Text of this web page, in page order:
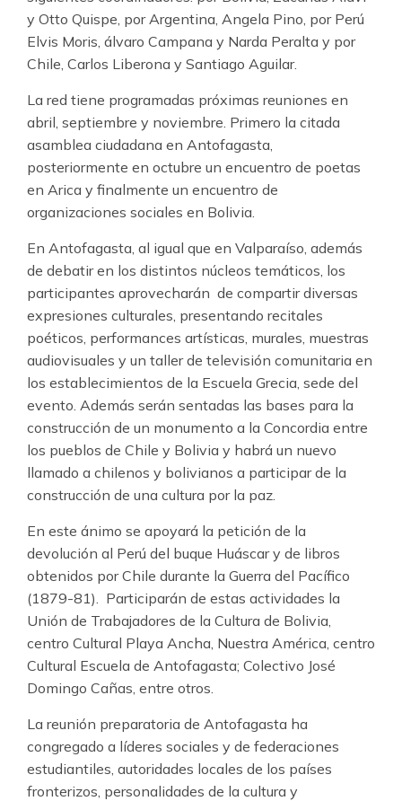
y Otto Quispe, por Argentina, Angela Pino, por Perú
Elvis Moris, álvaro Campana y Narda Peralta y por
Chile, Carlos Liberona y Santiago Aguilar.
La red tiene programadas próximas reuniones en
abril, septiembre y noviembre. Primero la citada
asamblea ciudadana en Antofagasta,
posteriormente en octubre un encuentro de poetas
en Arica y finalmente un encuentro de
organizaciones sociales en Bolivia.
En Antofagasta, al igual que en Valparaíso, además
de debatir en los distintos núcleos temáticos, los
participantes aprovecharán de compartir diversas
expresiones culturales, presentando recitales
poéticos, performances artísticas, murales, muestras
audiovisuales y un taller de televisión comunitaria en
los establecimientos de la Escuela Grecia, sede del
evento. Además serán sentadas las bases para la
construcción de un monumento a la Concordia entre
los pueblos de Chile y Bolivia y habrá un nuevo
llamado a chilenos y bolivianos a participar de la
construcción de una cultura por la paz.
En este ánimo se apoyará la petición de la
devolución al Perú del buque Huáscar y de libros
obtenidos por Chile durante la Guerra del Pacífico
(1879-81). Participarán de estas actividades la
Unión de Trabajadores de la Cultura de Bolivia,
centro Cultural Playa Ancha, Nuestra América, centro
Cultural Escuela de Antofagasta; Colectivo José
Domingo Cañas, entre otros.
La reunión preparatoria de Antofagasta ha
congregado a líderes sociales y de federaciones
estudiantiles, autoridades locales de los países
fronterizos, personalidades de la cultura y